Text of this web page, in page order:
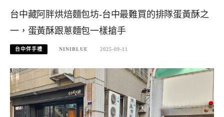
台中藏阿胖烘焙麵包坊-台中最難買的排隊蛋黃酥之
一，蛋黃酥跟蔥麵包一樣搶手
台中伴手禮 NINIBLUE 2025-09-11